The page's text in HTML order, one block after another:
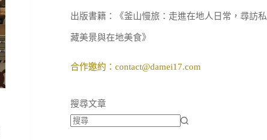
出版書籍：《釜山慢旅：走進在地人日常，尋訪私
藏美景與在地美食》
合作邀約： contact@damei17.com
搜尋文章